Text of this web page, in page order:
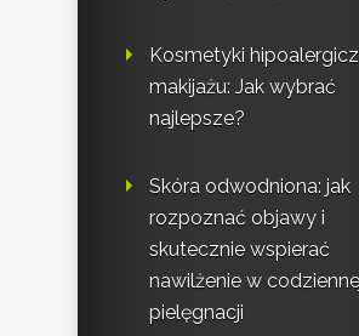
Kosmetyki
makijażu: Jak wybrać
najlepsze?
Skóra odwodniona: jak
rozpoznać objawy i
skutecznie wspierać
nawilżenie w
pielęgnacji